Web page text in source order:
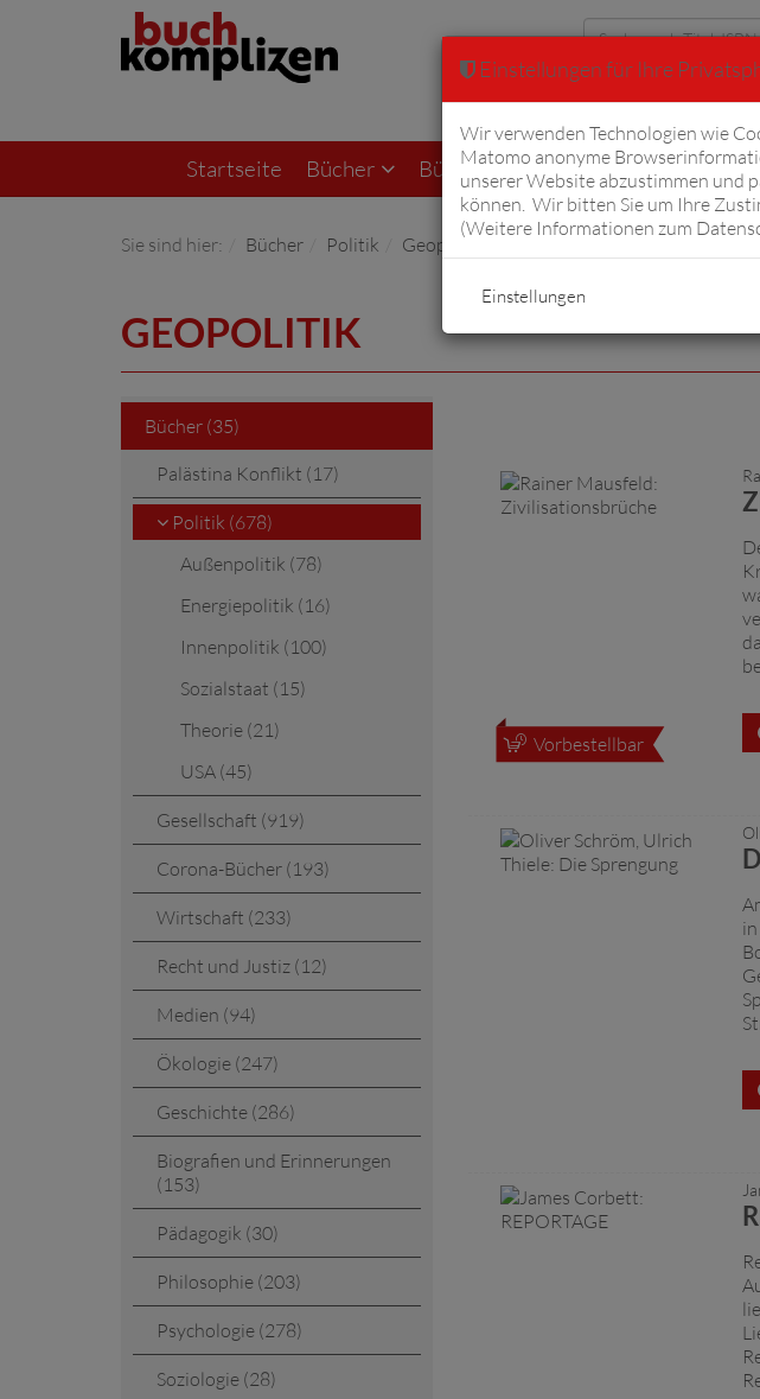
Erweiterte Suche
Startseite Bücher Bücher von Fiftyfifty Hörbücher
Sie sind hier: Bücher Politik Geopolitik
GEOPOLITIK
Bücher (35)
Palästina Konflikt (17)
Politik (678)
Außenpolitik (78)
Energiepolitik (16)
Innenpolitik (100)
Sozialstaat (15)
Theorie (21)
USA (45)
Gesellschaft (919)
Corona-Bücher (193)
Wirtschaft (233)
Recht und Justiz (12)
Medien (94)
Ökologie (247)
Geschichte (286)
Biografien und Erinnerungen
(153)
Pädagogik (30)
Philosophie (203)
Psychologie (278)
Soziologie (28)
Vorbestellbar
Einstellungen für Ihre
Wir verwenden Technologien wie
Matomo anonyme
unserer Website abzustimmen und
können. Wir bitten Sie um Ihre
(Weitere Informationen zum
Einstellungen